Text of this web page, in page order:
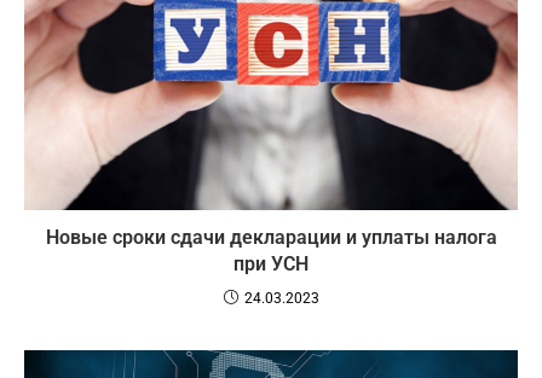
Новые сроки сдачи декларации и уплаты налога
при УСН
24.03.2023